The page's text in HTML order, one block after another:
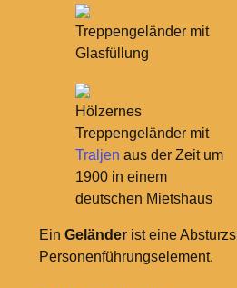
Treppengeländer mit
Glasfüllung
Hölzernes
Treppengeländer mit
Traljen aus der Zeit um
1900 in einem
deutschen Mietshaus
Ein Geländerist eine
Personenführungselement.